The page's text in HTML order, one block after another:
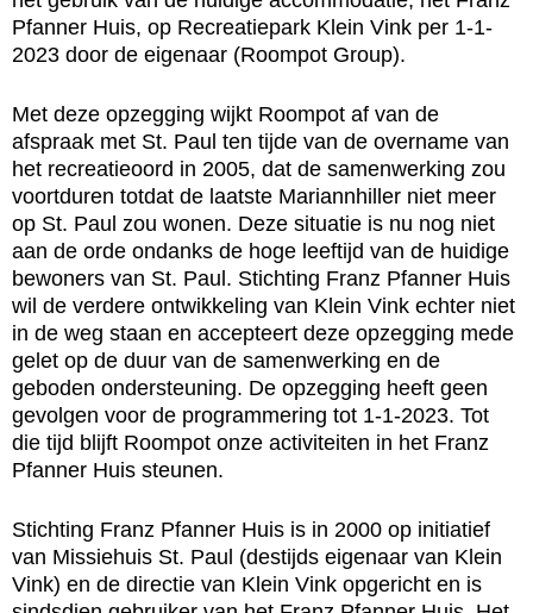
Pfanner Huis, op Recreatiepark Klein Vink per 1-1-
2023 door de eigenaar (Roompot Group).
Met deze opzegging wijkt Roompot af van de
afspraak met St. Paul ten tijde van de overname van
het recreatieoord in 2005, dat de samenwerking zou
voortduren totdat de laatste Mariannhiller niet meer
op St. Paul zou wonen. Deze situatie is nu nog niet
aan de orde ondanks de hoge leeftijd van de huidige
bewoners van St. Paul. Stichting Franz Pfanner Huis
wil de verdere ontwikkeling van Klein Vink echter niet
in de weg staan en accepteert deze opzegging mede
gelet op de duur van de samenwerking en de
geboden ondersteuning. De opzegging heeft geen
gevolgen voor de programmering tot 1-1-2023. Tot
die tijd blijft Roompot onze activiteiten in het Franz
Pfanner Huis steunen.
Stichting Franz Pfanner Huis is in 2000 op initiatief
van Missiehuis St. Paul (destijds eigenaar van Klein
Vink) en de directie van Klein Vink opgericht en is